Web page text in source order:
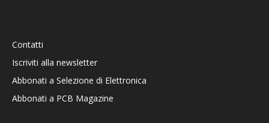
Contatti
Iscriviti alla newsletter
Abbonati a Selezione di Elettronica
Abbonati a PCB Magazine